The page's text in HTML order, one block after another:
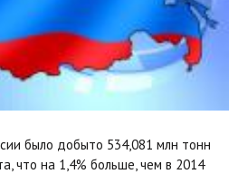
было добыто 534,081 млн тонн
что на 1,4% больше, чем в 2014